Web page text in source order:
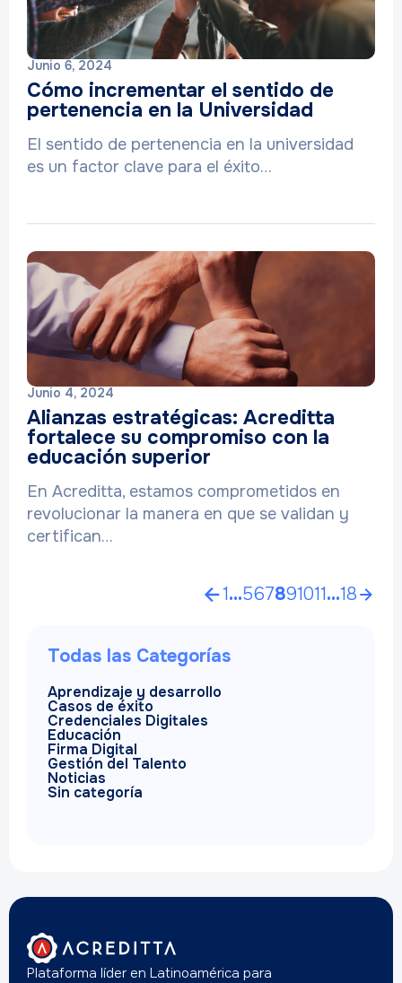
Junio 6, 2024
Cómo incrementar el sentido de
pertenencia en la Universidad
El sentido de pertenencia en la universidad
es un factor clave para el éxito…
Junio 4, 2024
Alianzas estratégicas: Acreditta
fortalece su compromiso con la
educación superior
En Acreditta, estamos comprometidos en
revolucionar la manera en que se validan y
certifican…
1…567891011…18
Todas las Categorías
Aprendizaje y desarrollo
Casos de éxito
Credenciales Digitales
Educación
Firma Digital
Gestión del Talento
Noticias
Sin categoría
Plataforma líder en Latinoamérica para